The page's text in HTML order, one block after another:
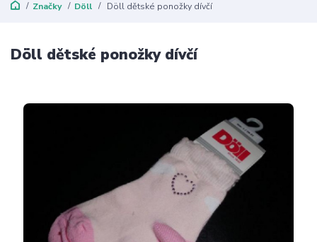
Značky Döll Döll dětské ponožky dívčí
Döll dětské ponožky dívčí